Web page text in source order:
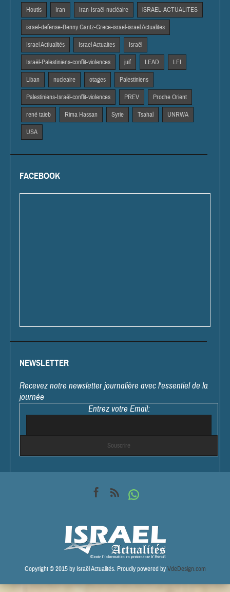
Houtis Iran Iran-Israël-nucléaire iSRAEL-ACTUALITES
israel-defense-Benny Gantz-Grece-israel-israel Actualites
Israel Actiualités Israel Actuaites Israël
Israël-Palestiniens-conflit-violences juif LEAD LFI
Liban nucleaire otages Palestiniens
Palestiniens-Israël-conflit-violences PREV Proche Orient
rené taieb Rima Hassan Syrie Tsahal UNRWA
USA
FACEBOOK
NEWSLETTER
Recevez notre newsletter journalière avec l'essentiel de la
journée
Entrez votre Email:
Copyright © 2015 by Israël Actualités. Proudly powered byVdeDesign.com